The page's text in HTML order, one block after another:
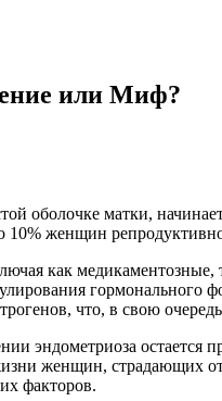
или Миф?
оболочке матки,
женщин
как
что, в свою
эндометриоза
женщин, страдающих
факторов.